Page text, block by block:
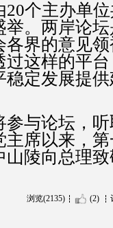
20个主办单
。两岸论
界的意见
这样的平
定发展提
参与论坛，
席以来，
山陵向总理
浏览(2135) (2)